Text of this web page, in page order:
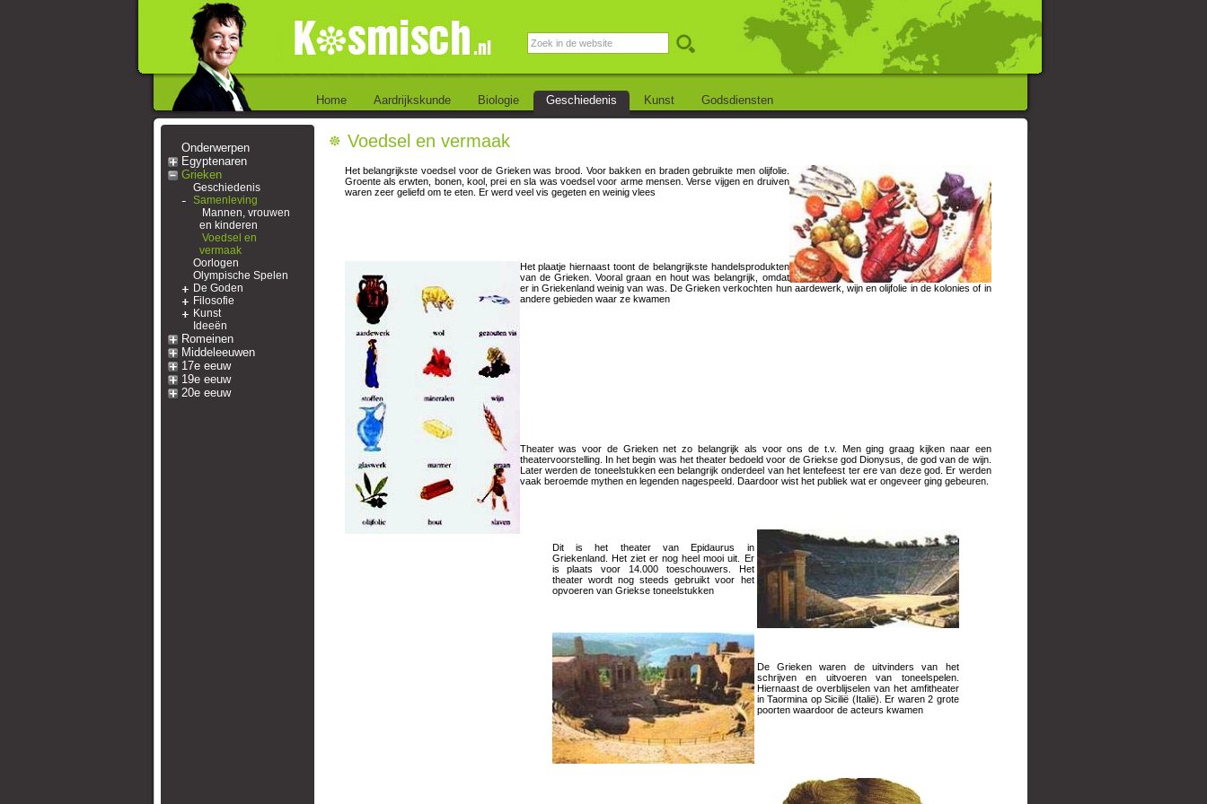
Home Aardrijkskunde Biologie Geschiedenis Kunst Godsdiensten
Onderwerpen
Egyptenaren
Grieken
Geschiedenis
Samenleving
Mannen, vrouwen
en kinderen
Voedsel en
vermaak
Oorlogen
Olympische Spelen
De Goden
Filosofie
Kunst
Ideeën
Romeinen
Middeleeuwen
17e eeuw
19e eeuw
20e eeuw
Voedsel en vermaak
Het belangrijkste voedsel voor de Grieken was brood. Voor bakken en bradengebruikte men olijfolie.
Groente als erwten, bonen, kool, prei en sla was voedsel voor arme mensen. Verse vijgen en druiven
waren zeer geliefd om te eten. Er werd veel vis gegeten en weinig vlees
Het plaatje hiernaast toont de belangrijkste handelsprodukten
van de Grieken. Vooral graan en hout was belangrijk, omdat
er in Griekenland weinig van was. De Grieken verkochten hun aardewerk, wijn en olijfolie in de kolonies of in
andere gebieden waar ze kwamen
Theater was voor de Grieken net zo belangrijk als voor ons de t.v. Men ging graag kijken naar een
theatervoorstelling. In het begin was het theater bedoeld voor de Griekse god Dionysus, de god van de wijn.
Later werden de toneelstukken een belangrijk onderdeel van het lentefeest ter ere van deze god. Er werden
vaak beroemde mythen en legenden nagespeeld. Daardoor wist het publiek wat er ongeveer ging gebeuren.
Dit is het theater van Epidaurus in
Griekenland. Het ziet er nog heel mooi uit. Er
is plaats voor 14.000 toeschouwers. Het
theater wordt nog steeds gebruikt voor het
opvoeren van Griekse toneelstukken
De Grieken waren de uitvinders van het
schrijven en uitvoeren van toneelspelen.
Hiernaast de overblijselen van het amfitheater
in Taormina op Sicilië (Italië). Er waren 2 grote
poorten waardoor de acteurs kwamen